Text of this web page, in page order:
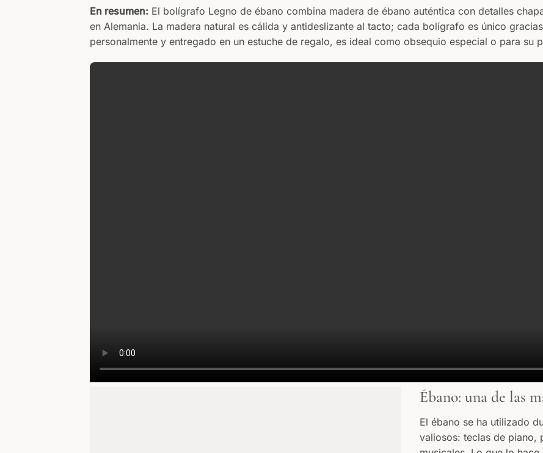
En resumen: El bolígrafo Legno de ébano combina madera de ébano auténtica con detalles
en Alemania. La madera natural es cálida y antideslizante al tacto; cada bolígrafo es único
personalmente y entregado en un estuche de regalo, es ideal como obsequio especial o para su
Ébano: una de las
El ébano se ha utilizado
valiosos: teclas de piano,